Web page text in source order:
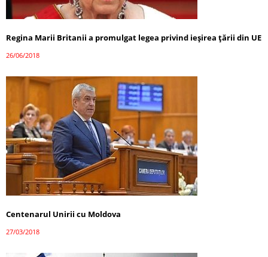
Regina Marii Britanii a promulgat legea privind ieşirea țării din UE
26/06/2018
Centenarul Unirii cu Moldova
27/03/2018